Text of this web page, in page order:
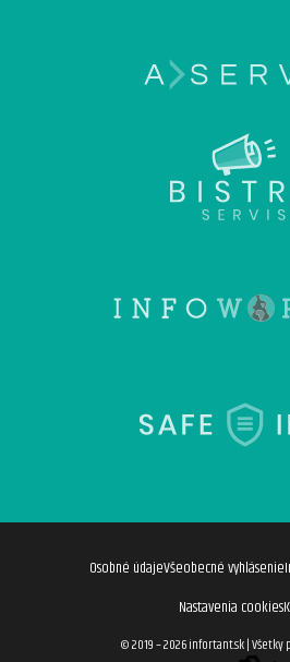
Osobné údajeVšeobecné vyhlásenie
Nastavenia cookies
© 2019 – 2026 infortant.sk|Všetky